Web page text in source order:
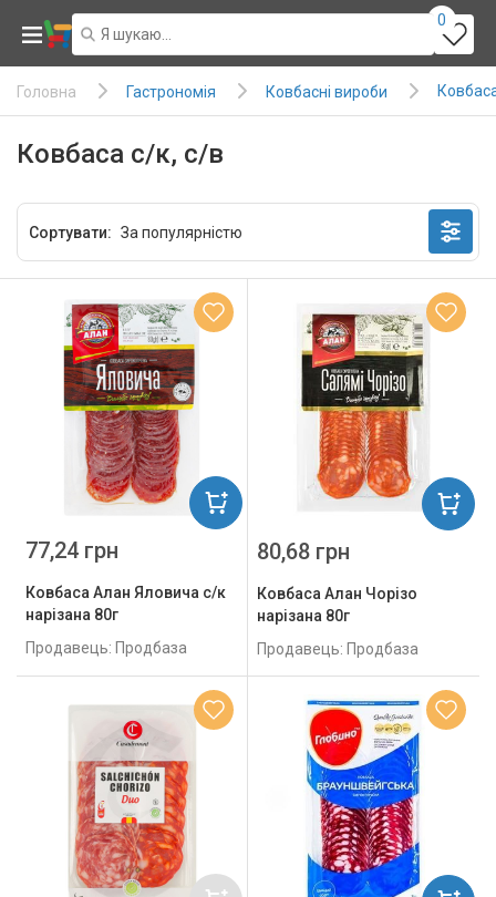
0
Головна Гастрономія Ковбасні вироби
Ковбаса с/к, с/в
Сортувати:
Ковбаса Алан Яловича с/к
нарізана 80г
Продавець: Продбаза
77,24 грн
Ковбаса Алан Чорізо
нарізана 80г
Продавець: Продбаза
80,68 грн